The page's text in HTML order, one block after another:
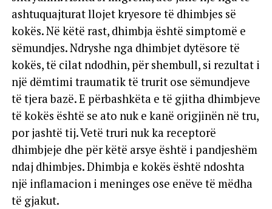
ashtuquajturat llojet kryesore të dhimbjes së
kokës. Në këtë rast, dhimbja është simptomë e
sëmundjes. Ndryshe nga dhimbjet dytësore të
kokës, të cilat ndodhin, për shembull, si rezultat i
një dëmtimi traumatik të trurit ose sëmundjeve
të tjera bazë. E përbashkëta e të gjitha dhimbjeve
të kokës është se ato nuk e kanë origjinën në tru,
por jashtë tij. Vetë truri nuk ka receptorë
dhimbjeje dhe për këtë arsye është i pandjeshëm
ndaj dhimbjes. Dhimbja e kokës është ndoshta
një inflamacion i meninges ose enëve të mëdha
të gjakut.